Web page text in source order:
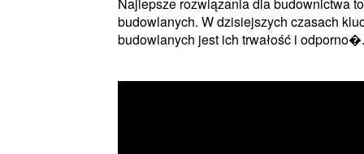
budowlanych. W dzisiejszych czasach
budowlanych jest ich trwałość i